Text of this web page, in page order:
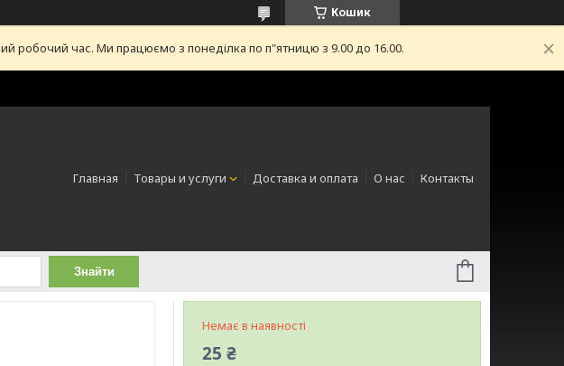
Кошик
робочий час. Ми працюємо з понеділка по п"ятницю з 9.00 до 16.00.
Главная Товары и услуги Доставка и оплата О нас Контакты
Знайти
Немає в наявності
25 ₴